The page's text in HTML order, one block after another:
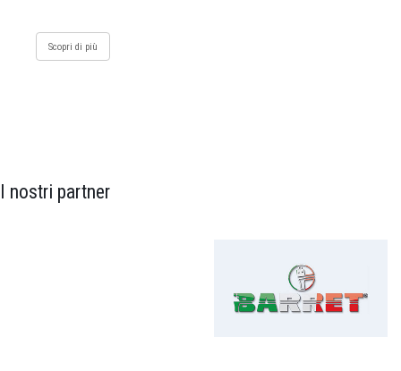
Scopri di più
I nostri partner